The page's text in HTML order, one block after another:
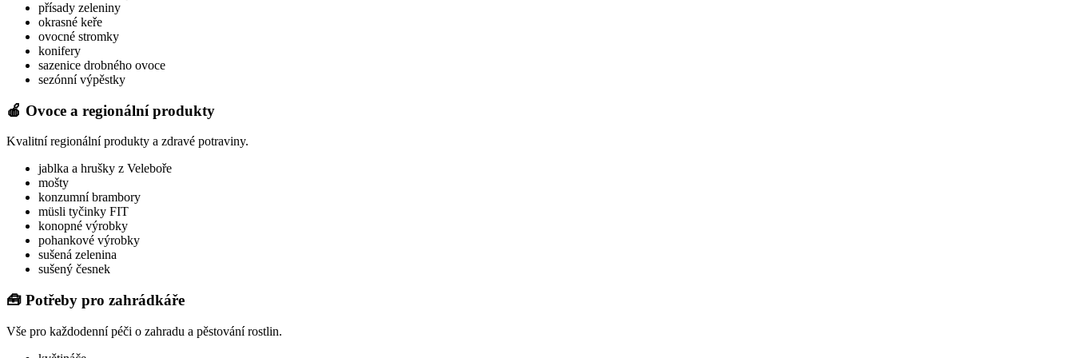
přísady zeleniny
okrasné keře
ovocné stromky
konifery
sazenice drobného ovoce
sezónní výpěstky
🍎 Ovoce a regionální produkty
Kvalitní regionální produkty a zdravé potraviny.
jablka a hrušky z Veleboře
mošty
konzumní brambory
müsli tyčinky FIT
konopné výrobky
pohankové výrobky
sušená zelenina
sušený česnek
🧰 Potřeby pro zahrádkáře
Vše pro každodenní péči o zahradu a pěstování rostlin.